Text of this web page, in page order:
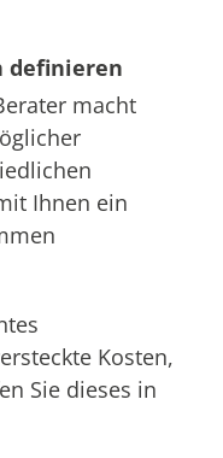
definieren
macht
Ihnen ein
Kosten,
Sie dieses in